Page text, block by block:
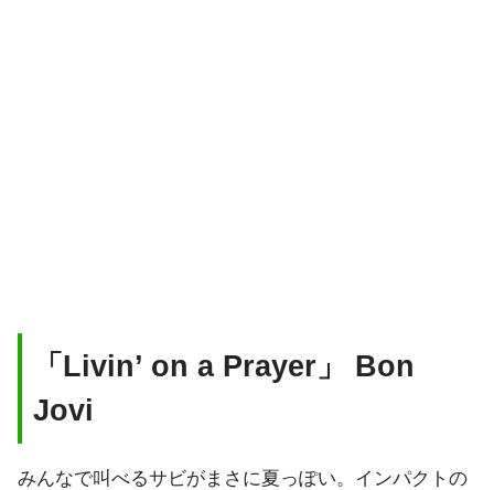
「Livin’ on a Prayer」 Bon
Jovi
みんなで叫べるサビがまさに夏っぽい。インパクトの